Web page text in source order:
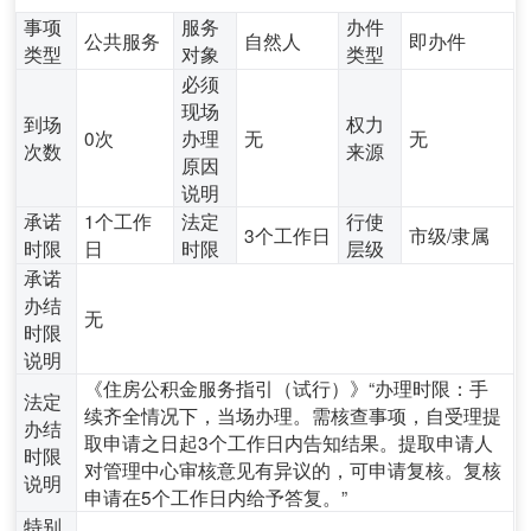
事项
类型
公共服务
服务
对象
自然人
办件
类型
即办件
到场
次数
0次
必须
现场
办理
原因
说明
无
权力
来源
无
承诺
时限
1个工作
日
法定
时限
3个工作日
行使
层级
市级/隶属
承诺
办结
时限
说明
无
法定
办结
时限
说明
《住房公积金服务指引（试行）》“办理时限：手
续齐全情况下，当场办理。需核查事项，自受理提
取申请之日起3个工作日内告知结果。提取申请人
对管理中心审核意见有异议的，可申请复核。复核
申请在5个工作日内给予答复。”
特别